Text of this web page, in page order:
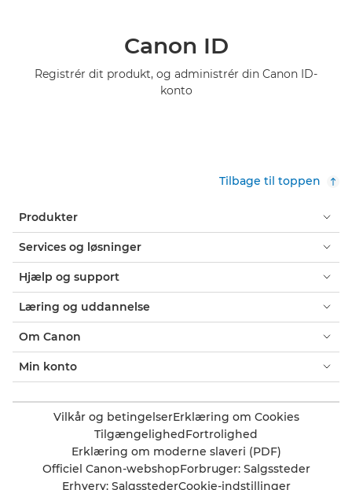
Canon ID
Registrér dit produkt, og administrér din Canon ID-
konto
Tilbage til toppen
Produkter
Services og løsninger
Hjælp og support
Læring og uddannelse
Om Canon
Min konto
Vilkår og betingelserErklæring om Cookies
TilgængelighedFortrolighed
Erklæring om moderne slaveri (PDF)
Officiel Canon-webshopForbruger: Salgssteder
Erhverv: SalgsstederCookie-indstillinger